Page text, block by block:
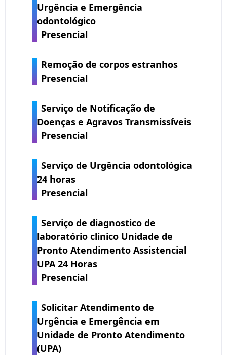
Urgência e Emergência
odontológico
Presencial
Remoção de corpos estranhos
Presencial
Serviço de Notificação de
Doenças e Agravos Transmissíveis
Presencial
Serviço de Urgência odontológica
24 horas
Presencial
Serviço de diagnostico de
laboratório clinico Unidade de
Pronto Atendimento Assistencial
UPA 24 Horas
Presencial
Solicitar Atendimento de
Urgência e Emergência em
Unidade de Pronto Atendimento
(UPA)